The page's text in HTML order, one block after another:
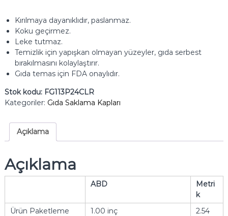
Kırılmaya dayanıklıdır, paslanmaz.
Koku geçirmez.
Leke tutmaz.
Temizlik için yapışkan olmayan yüzeyler, gıda serbest
bırakılmasını kolaylaştırır.
Gıda temas için FDA onaylıdır.
Stok kodu: FG113P24CLR
Kategoriler: Gıda Saklama Kapları
Açıklama
Açıklama
ABD
Metri
k
Ürün Paketleme
1.00 inç
2.54